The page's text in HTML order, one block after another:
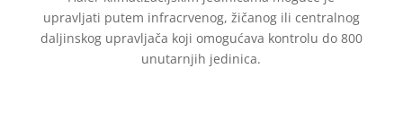
upravljati putem infracrvenog, žičanog ili centralnog
daljinskog upravljača koji omogućava kontrolu do 800
unutarnjih jedinica.